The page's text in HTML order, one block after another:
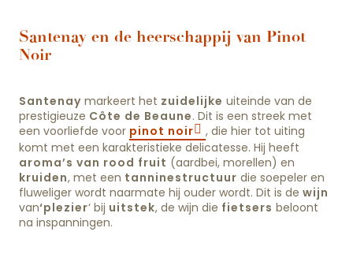
Santenay en de heerschappij van Pinot
Noir
Santenay markeert het zuidelijke uiteinde van de
prestigieuze Côte de Beaune. Dit is een streek met
een voorliefde voor pinot noir
, die hier tot uiting
komt met een karakteristieke delicatesse. Hij heeft
aroma’s van rood fruit (aardbei, morellen) en
kruiden, met een tanninestructuur die soepeler en
fluweliger wordt naarmate hij ouder wordt. Dit is de wijn
van‘plezier‘ bij uitstek, de wijn die fietsers beloont
na inspanningen.